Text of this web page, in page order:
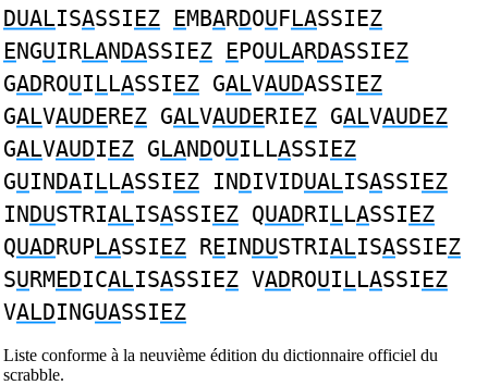
DUALISASSIEZ EMBARDOUFLASSIEZ
ENGUIRLANDASSIEZ EPOULARDASSIEZ
GADROUILLASSIEZ GALVAUDASSIEZ
GALVAUDEREZ GALVAUDERIEZ GALVAUDEZ
GALVAUDIEZ GLANDOUILLASSIEZ
GUINDAILLASSIEZ INDIVIDUALISASSIEZ
INDUSTRIALISASSIEZ QUADRILLASSIEZ
QUADRUPLASSIEZ REINDUSTRIALISASSIEZ
SURMEDICALISASSIEZ VADROUILLASSIEZ
VALDINGUASSIEZ
Liste conforme à la neuvième édition du dictionnaire officiel du
scrabble.